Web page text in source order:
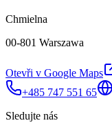
Chmielna
00-801 Warszawa
Otevři v Google Maps
+485 747 551 65
Sledujte nás